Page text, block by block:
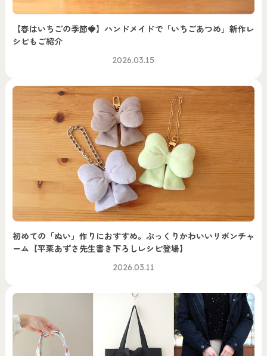
【春はいちごの季節🍓】ハンドメイドで「いちごあつめ」新作レ
シピもご紹介
2026.03.15
初めての「ぬい」作りにおすすめ。ぷっくりかわいいリボンチャ
ーム【平栗あずさ先生書き下ろしレシピ登場】
2026.03.11